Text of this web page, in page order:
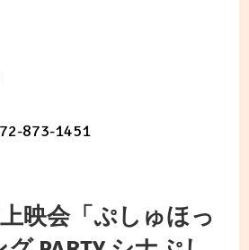
873-1451
映会「ぷしゅほっ